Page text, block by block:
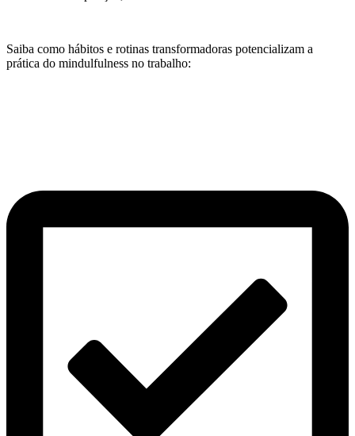
Saiba como hábitos e rotinas transformadoras potencializam a
prática do mindulfulness no trabalho: